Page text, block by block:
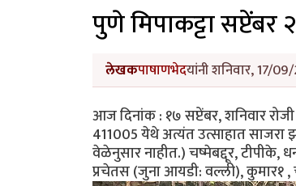
पुणे मिपाकट्टा सप्टेंबर
लेखकपाषाणभेदयांनी शनिवार, 17/
आज दिनांक : १७ सप्टेंबर, शनिवार
411005 येथे अत्यंत उत्साहात साजरा
वेळेनुसार नाहीत.) चष्मेबद्दूर, टीपीके,
प्रचेतस (जुना आयडी: वल्ली), कुमार१ ,